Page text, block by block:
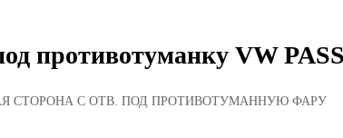
противотуманку VW
СТОРОНА С ОТВ. ПОД ПРОТИВОТУМАННУЮ ФАРУ